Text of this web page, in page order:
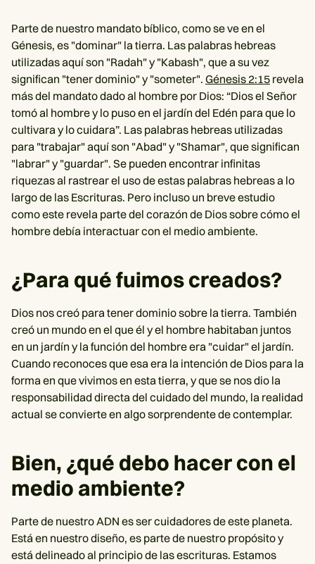
Parte de nuestro mandato bíblico, como se ve en el
Génesis, es "dominar" la tierra. Las palabras hebreas
utilizadas aquí son "Radah" y "Kabash", que a su vez
significan "tener dominio" y "someter". Génesis 2:15 revela
más del mandato dado al hombre por Dios: “Dios el Señor
tomó al hombre y lo puso en el jardín del Edén para que lo
cultivara y lo cuidara”. Las palabras hebreas utilizadas
para "trabajar" aquí son "Abad" y "Shamar", que significan
"labrar" y "guardar". Se pueden encontrar infinitas
riquezas al rastrear el uso de estas palabras hebreas a lo
largo de las Escrituras. Pero incluso un breve estudio
como este revela parte del corazón de Dios sobre cómo el
hombre debía interactuar con el medio ambiente.
¿Para qué fuimos creados?
Dios nos creó para tener dominio sobre la tierra. También
creó un mundo en el que él y el hombre habitaban juntos
en un jardín y la función del hombre era "cuidar" el jardín.
Cuando reconoces que esa era la intención de Dios para la
forma en que vivimos en esta tierra, y que se nos dio la
responsabilidad directa del cuidado del mundo, la realidad
actual se convierte en algo sorprendente de contemplar.
Bien, ¿qué debo hacer con el
medio ambiente?
Parte de nuestro ADN es ser cuidadores de este planeta.
Está en nuestro diseño, es parte de nuestro propósito y
está delineado al principio de las escrituras. Estamos